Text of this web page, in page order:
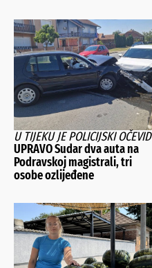
U TIJEKU JE POLICIJSKI OČEVID
UPRAVO Sudar dva auta na
Podravskoj magistrali, tri
osobe ozlijeđene